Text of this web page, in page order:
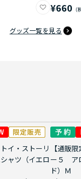
¥660
グッズ一覧を見る
イ・ストーリ
ャツ（イエロ
【通販
ー５ ア
ド）Ｍ